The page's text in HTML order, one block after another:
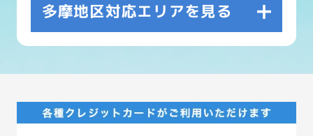
多摩地区対応エリアを見る